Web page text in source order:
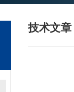
技术文章